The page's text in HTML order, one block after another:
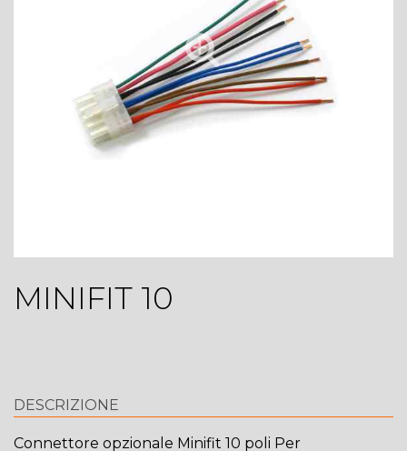
MINIFIT 10
DESCRIZIONE
Connettore opzionale Minifit 10 poli Per